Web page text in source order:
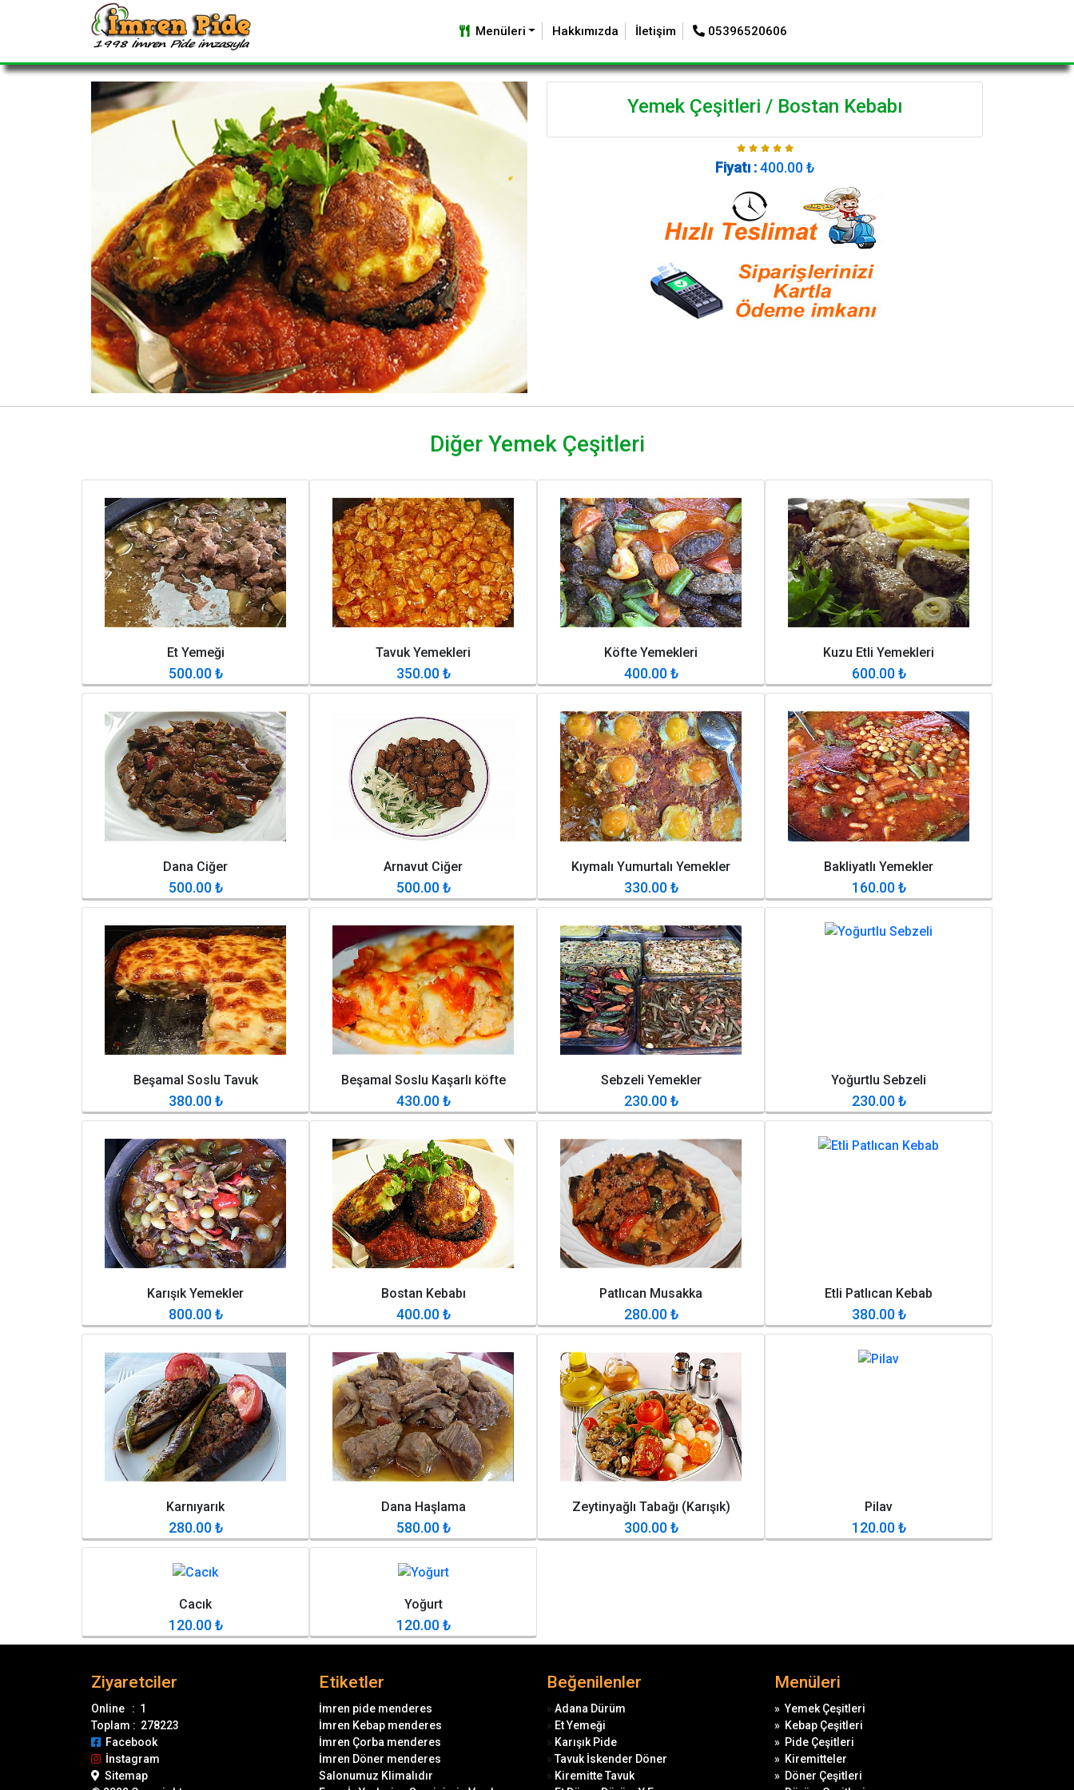
Menüleri Hakkımızda İletişim 05396520606
Yemek Çeşitleri / Bostan Kebabı
Fiyatı :400.00₺
Diğer Yemek Çeşitleri
Et Yemeği
500.00₺
Tavuk Yemekleri
350.00₺
Köfte Yemekleri
400.00₺
Kuzu Etli Yemekleri
600.00₺
Dana Ciğer
500.00₺
Arnavut Ciğer
500.00₺
Kıymalı Yumurtalı Yemekler
330.00₺
Bakliyatlı Yemekler
160.00₺
Beşamal Soslu Tavuk
380.00₺
Beşamal Soslu Kaşarlı köfte
430.00₺
Sebzeli Yemekler
230.00₺
Yoğurtlu Sebzeli
230.00₺
Karışık Yemekler
800.00₺
Bostan Kebabı
400.00₺
Patlıcan Musakka
280.00₺
Etli Patlıcan Kebab
380.00₺
Karnıyarık
280.00₺
Dana Haşlama
580.00₺
Zeytinyağlı Tabağı (Karışık)
300.00₺
Pilav
120.00₺
Cacık
120.00₺
Yoğurt
120.00₺
Ziyaretciler
Online : 1
Toplam : 278223
Facebook
İnstagram
Sitemap
Etiketler
İmren pide menderes
İmren Kebap menderes
İmren Çorba menderes
İmren Döner menderes
Salonumuz Klimalıdır
Beğenilenler
» Adana Dürüm
» Et Yemeği
» Karışık Pide
»Tavuk İskender Döner
» Kiremitte Tavuk
Menüleri
»Yemek Çeşitleri
» Kebap Çeşitleri
» Pide Çeşitleri
» Kiremitteler
» Döner Çeşitleri